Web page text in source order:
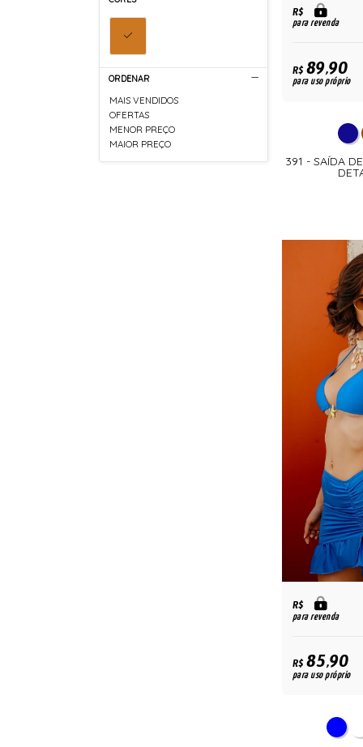
ORDENAR
MAIS VENDIDOS
OFERTAS
MENOR PREÇO
MAIOR PREÇO
R$
para revenda
R$89,90
para uso próprio
391 - SAÍDA
R$
para revenda
R$85,90
para uso próprio